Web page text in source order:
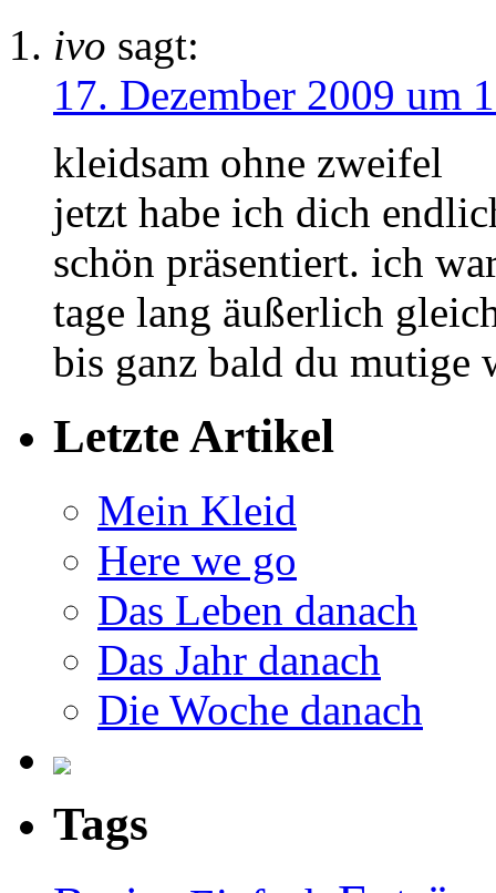
ivo sagt:
17. Dezember 2009 um
kleidsam ohne zweifel
jetzt habe ich dich
schön präsentiert. ich
tage lang äußerlich
bis ganz bald du mutige
Letzte Artikel
Mein Kleid
Here we go
Das Leben danach
Das Jahr danach
Die Woche danach
Tags